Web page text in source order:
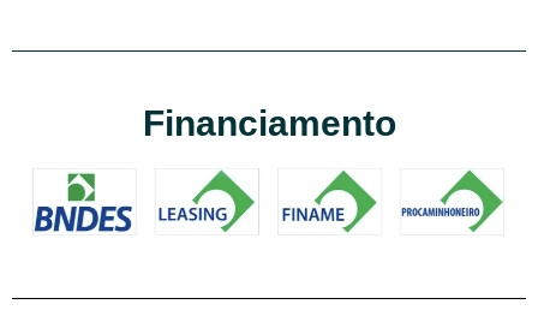
Financiamento